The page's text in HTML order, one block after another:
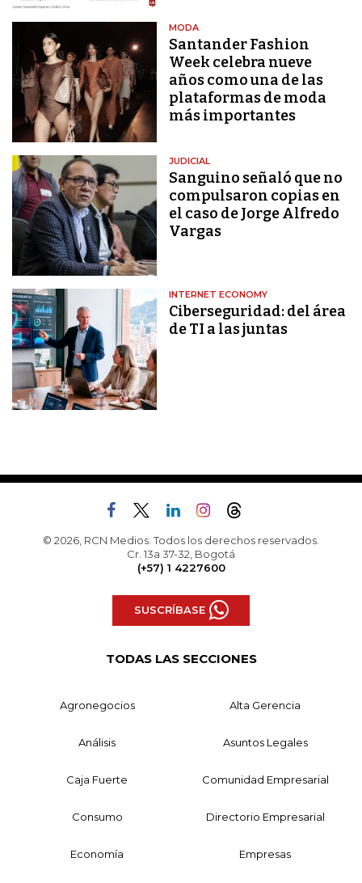
MODA
Santander Fashion
Week celebra nueve
años como una de las
plataformas de moda
más importantes
JUDICIAL
Sanguino señaló que no
compulsaron copias en
el caso de Jorge Alfredo
Vargas
INTERNET ECONOMY
Ciberseguridad: del área
de TI a las juntas
© 2026, RCN Medios. Todos los derechos reservados.
Cr. 13a 37-32, Bogotá
(+57) 1 4227600
SUSCRÍBASE
TODAS LAS SECCIONES
Agronegocios Alta Gerencia
Análisis Asuntos Legales
Caja Fuerte Comunidad Empresarial
Consumo Directorio Empresarial
Economía Empresas